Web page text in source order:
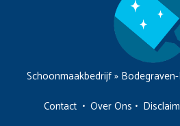
Schoonmaakbedrijf»
Contact • Over Ons •